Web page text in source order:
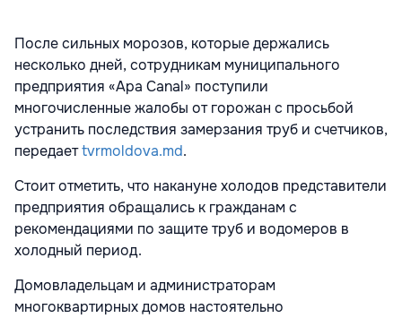
После сильных морозов, которые держались
несколько дней, сотрудникам муниципального
предприятия «Apa Canal» поступили
многочисленные жалобы от горожан с просьбой
устранить последствия замерзания труб и счетчиков,
передаетtvrmoldova.md.
Стоит отметить, что накануне холодов представители
предприятия обращались к гражданам с
рекомендациями по защите труб и водомеров в
холодный период.
Домовладельцам и администраторам
многоквартирных домов настоятельно